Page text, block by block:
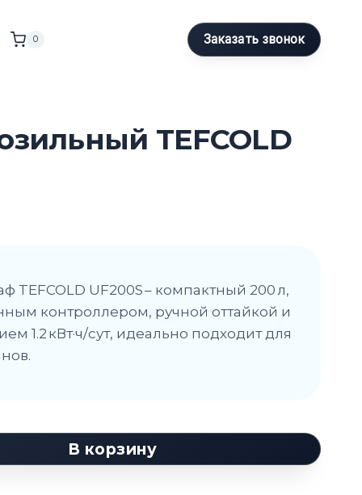
0 Заказать звонок
TEFCOLD
UF200S – компактный 200 л,
контроллером, ручной оттайкой и
1.2 кВт·ч/сут, идеально подходит для
В корзину